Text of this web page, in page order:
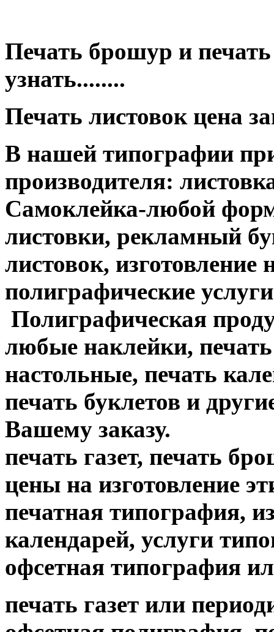
Печать брошур и
узнать........
Печать листовок цена
В нашей типографии
производителя:
Самоклейка-любой
листовки, рекламный
листовок,
полиграфические
Полиграфическая
любые наклейки,
настольные, печать
печать буклетов и
Вашему заказу.
печать газет, печать
цены на
печатная типография,
календарей, услуги
офсетная типография
печать газет или